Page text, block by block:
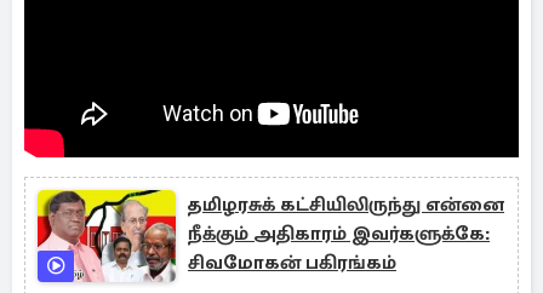
இந்தக் கேள்விக்கான பதிலைத் தேடுகின்றது இந்த
'உண்மையின் தரிசனம்' நிகழ்ச்சி:
தமிழரசுக் கட்சியிலிருந்து என்னை
நீக்கும் அதிகாரம் இவர்களுக்கே:
சிவமோகன் பகிரங்கம்